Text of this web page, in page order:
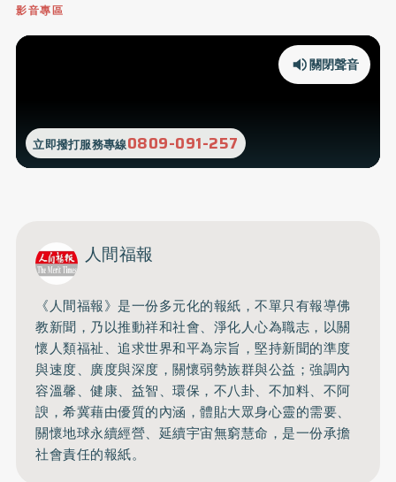
影音專區
立即撥打服務專線0809-091-257
關閉聲音
人間福報
《人間福報》是一份多元化的報紙，不單只有報導佛
教新聞，乃以推動祥和社會、淨化人心為職志，以關
懷人類福祉、追求世界和平為宗旨，堅持新聞的準度
與速度、廣度與深度，關懷弱勢族群與公益；強調內
容溫馨、健康、益智、環保，不八卦、不加料、不阿
諛，希冀藉由優質的內涵，體貼大眾身心靈的需要、
關懷地球永續經營、延續宇宙無窮慧命，是一份承擔
社會責任的報紙。